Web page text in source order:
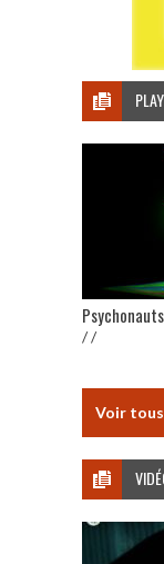
/ /
Voir